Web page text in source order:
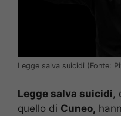
Legge salva suicidi (Fonte:
Legge salva suicidi,
quello di Cuneo,